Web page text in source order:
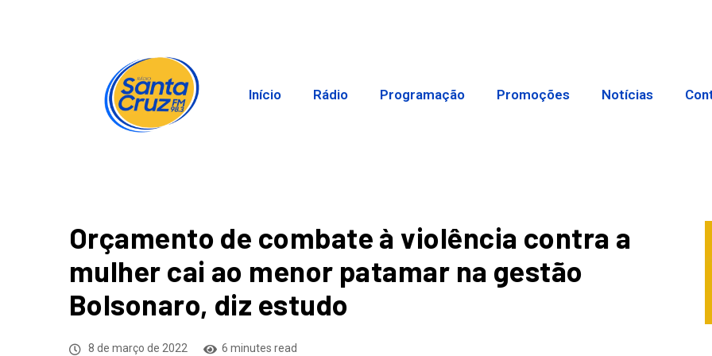
Início Rádio Programação Promoções Notícias
Orçamento de combate à violência contra a
mulher cai ao menor patamar na gestão
Bolsonaro, diz estudo
8 de março de 2022 6 minutes read